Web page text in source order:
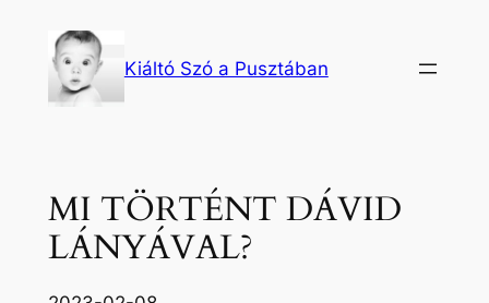
tartalomhoz
Kiáltó Szó a Pusztában
MI TÖRTÉNT DÁVID
LÁNYÁVAL?